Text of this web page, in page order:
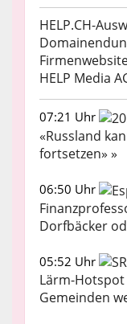
HELP.CH-
HELP Media
07:21 Uhr
«Russland
fortsetzen» »
06:50 Uhr
Dorfbäcker
05:52 Uhr
Lärm-Hotspot
Gemeinden